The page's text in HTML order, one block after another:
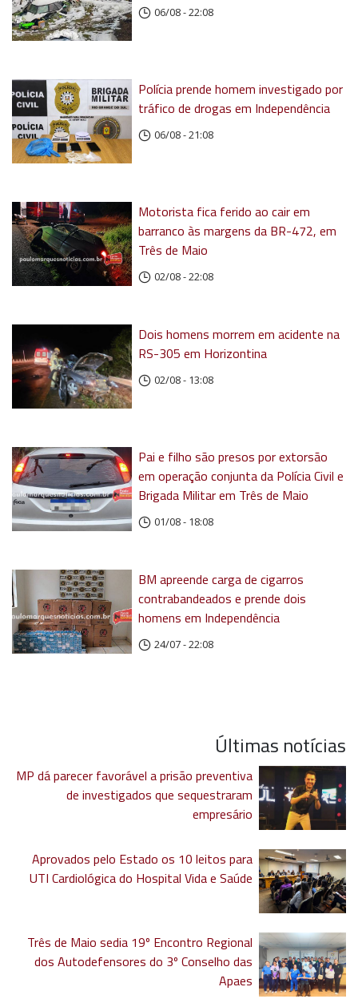
06/08 - 22:08
Polícia prende homem investigado por
tráfico de drogas em Independência
06/08 - 21:08
Motorista fica ferido ao cair em
barranco às margens da BR-472, em
Três de Maio
02/08 - 22:08
Dois homens morrem em acidente na
RS-305 em Horizontina
02/08 - 13:08
Pai e filho são presos por extorsão
em operação conjunta da Polícia Civil e
Brigada Militar em Três de Maio
01/08 - 18:08
BM apreende carga de cigarros
contrabandeados e prende dois
homens em Independência
24/07 - 22:08
Últimas notícias
MP dá parecer favorável a prisão preventiva
de investigados que sequestraram
empresário
Aprovados pelo Estado os 10 leitos para
UTI Cardiológica do Hospital Vida e Saúde
Três de Maio sedia 19º Encontro Regional
dos Autodefensores do 3º Conselho das
Apaes